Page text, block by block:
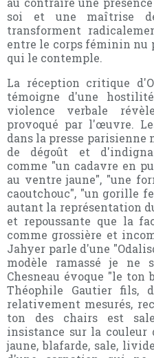
soi et une maîtrise
transforment
entre le corps féminin nu
qui le contemple.
La réception critique
témoigne d'une
violence verbale
provoqué par l'œuvre.
dans la presse
de dégoût et
comme "un cadavre en
au ventre jaune", "une
caoutchouc", "un gorille
autant la représentation
et repoussante que la
comme grossière et
Jahyer parle d'une
modèle ramassé je ne
Chesneau évoque "le ton
Théophile Gautier fils,
relativement mesurés,
ton des chairs est
insistance sur la couleur
jaune, blafarde, sale,